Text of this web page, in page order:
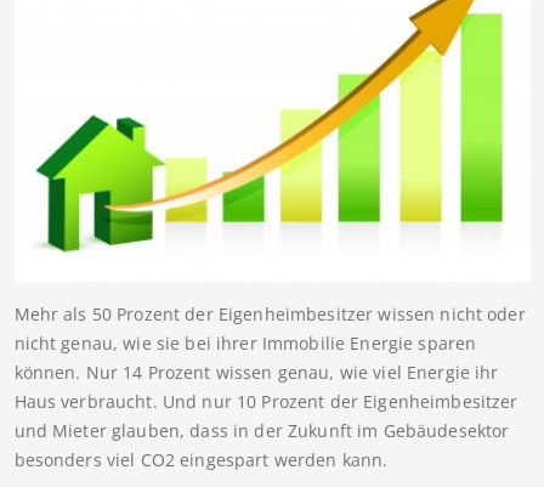
Mehr als 50 Prozent der Eigenheimbesitzer wissen nicht oder
nicht genau, wie sie bei ihrer Immobilie Energie sparen
können. Nur 14 Prozent wissen genau, wie viel Energie ihr
Haus verbraucht. Und nur 10 Prozent der Eigenheimbesitzer
und Mieter glauben, dass in der Zukunft im Gebäudesektor
besonders viel CO2 eingespart werden kann.